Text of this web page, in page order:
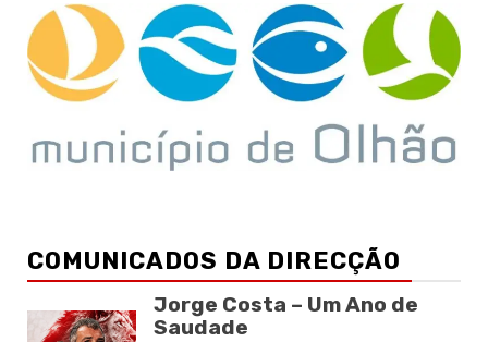
COMUNICADOS DA DIRECÇÃO
Jorge Costa – Um Ano de
Saudade